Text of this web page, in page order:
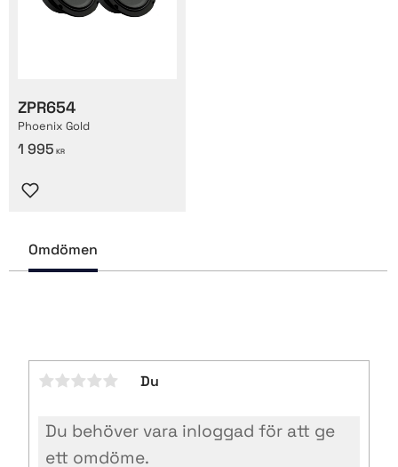
Omdömen
Du
ZPR654
Phoenix Gold
1 995 KR
Lägg till i favoriter